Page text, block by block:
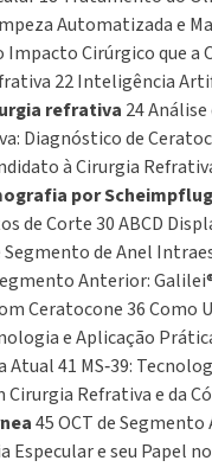
Automatizada e
Impacto Cirúrgico que
22 Inteligência
refrativa 24
Diagnóstico de
à Cirurgia
por
de Corte 30 ABCD
de Anel
Anterior:
Ceratocone 36 Como
e Aplicação
41 MS‑39:
Refrativa e da
45 OCT de
Especular e seu Papel